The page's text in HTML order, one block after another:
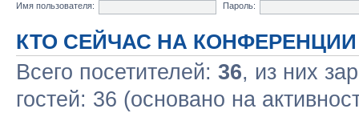
Имя пользователя:
Пароль:
КТО СЕЙЧАС НА КОНФЕРЕНЦИИ
Всего посетителей: 36, из них
гостей: 36 (основано на